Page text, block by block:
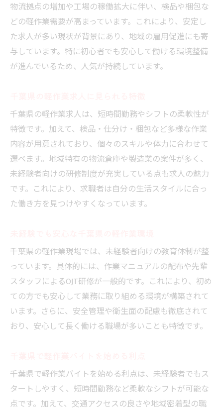
未経験者が千葉県軽作業で活躍できる理由
千葉県軽作業バイトを選ぶ際の注意点
軽作業が千葉県で幅広い世代に人気な理由
未経験から千葉県の軽作業求人を探すコツ
軽作業求人を千葉県で探す際のポイント
バイトルなど千葉県軽作業求人の活用法
千葉県軽作業バイトで重視すべき条件とは
未経験者が千葉県で軽作業を始める準備
千葉県で効率よく軽作業求人を比較するコ
ツ
高収入を目指すなら千葉県の軽作業に注目
千葉県軽作業求人で高時給を得る秘訣
千葉県の軽作業で収入アップを目指す方法
夜勤や資格で稼げる千葉県軽作業の魅力
千葉県軽作業で効率よく高収入を得るには
千葉県軽作業バイトで収入差が出る理由
は
夜勤手当が千葉県軽作業で収入に与える影
響
物流拠点の増加や工場の稼働拡大に伴い、検品や梱包な
どの軽作業需要が高まっています。これにより、安定し
た求人が多い現状が背景にあり、地域の雇用促進にも寄
与しています。特に初心者でも安心して働ける環境整備
が進んでいるため、人気が持続しています。
千葉県の軽作業求人は、短時間勤務やシフトの柔軟性が
特徴です。加えて、検品・仕分け・梱包など多様な作業
内容が用意されており、個々のスキルや体力に合わせて
選べます。地域特有の物流倉庫や製造業の案件が多く、
未経験者向けの研修制度が充実している点も求人の魅力
です。これにより、求職者は自分の生活スタイルに合っ
た働き方を見つけやすくなっています。
千葉県の軽作業現場では、未経験者向けの教育体制が整
っています。具体的には、作業マニュアルの配布や先輩
スタッフによるOJT研修が一般的です。これにより、初め
ての方でも安心して業務に取り組める環境が構築されて
います。さらに、安全管理や衛生面の配慮も徹底されて
おり、安心して長く働ける職場が多いことも特徴です。
千葉県で軽作業バイトを始める利点は、未経験者でもス
タートしやすく、短時間勤務など柔軟なシフトが可能な
点です。加えて、交通アクセスの良さや地域密着型の職